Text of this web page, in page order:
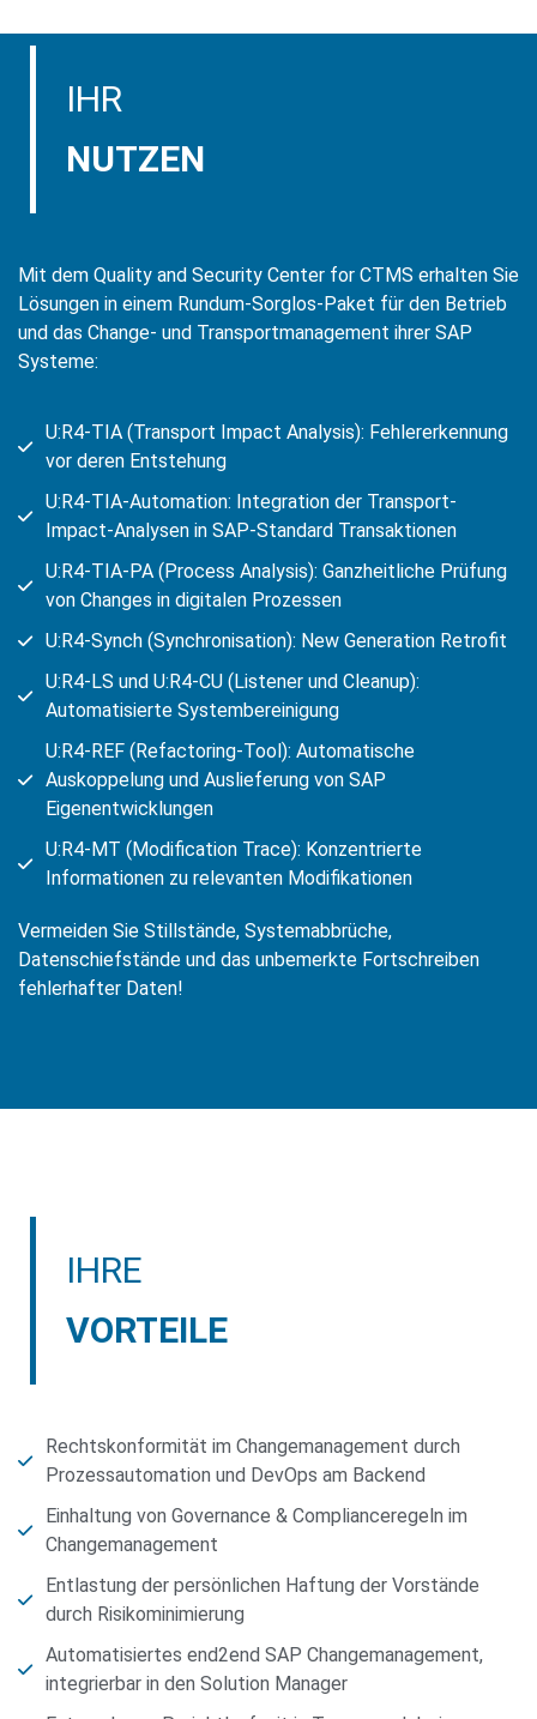
IHR
NUTZEN
Mit dem Quality and Security Center for CTMS erhalten Sie
Lösungen in einem Rundum-Sorglos-Paket für den Betrieb
und das Change- und Transportmanagement ihrer SAP
Systeme:
U:R4-TIA (Transport Impact Analysis): Fehlererkennung
vor deren Entstehung
U:R4-TIA-Automation: Integration der Transport-
Impact-Analysen in SAP-Standard Transaktionen
U:R4-TIA-PA (Process Analysis): Ganzheitliche Prüfung
von Changes in digitalen Prozessen
U:R4-Synch (Synchronisation): New Generation Retrofit
U:R4-LS und U:R4-CU (Listener und Cleanup):
Automatisierte Systembereinigung
U:R4-REF (Refactoring-Tool): Automatische
Auskoppelung und Auslieferung von SAP
Eigenentwicklungen
U:R4-MT (Modification Trace): Konzentrierte
Informationen zu relevanten Modifikationen
Vermeiden Sie Stillstände, Systemabbrüche,
Datenschiefstände und das unbemerkte Fortschreiben
fehlerhafter Daten!
IHRE
VORTEILE
Rechtskonformität im Changemanagement durch
Prozessautomation und DevOps am Backend
Einhaltung von Governance & Complianceregeln im
Changemanagement
Entlastung der persönlichen Haftung der Vorstände
durch Risikominimierung
Automatisiertes end2end SAP Changemanagement,
integrierbar in den Solution Manager